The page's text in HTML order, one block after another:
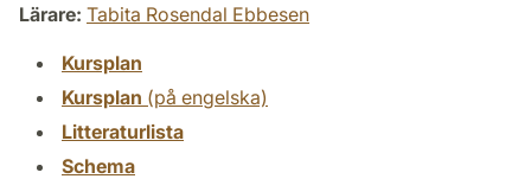
Lärare: Tabita Rosendal Ebbesen
Kursplan
Kursplan (på engelska)
Litteraturlista
Schema